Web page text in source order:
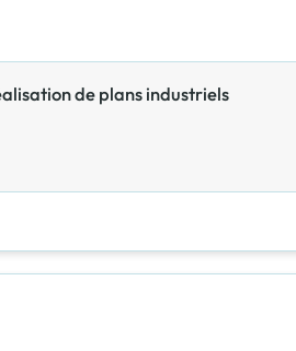
de plans industriels